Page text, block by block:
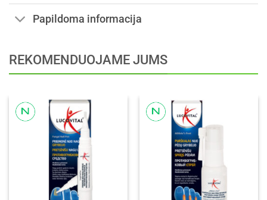
Papildoma informacija
REKOMENDUOJAME JUMS